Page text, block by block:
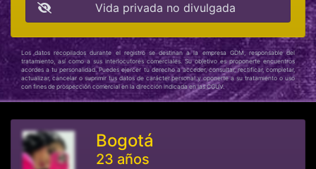
Vida privada no divulgada
Los datos recopilados durante el registro se destinan a la empresa GDM, responsable del
tratamiento, así como a sus interlocutores comerciales. Su objetivo es proponerte encuentros
acordes a tu personalidad. Puedes ejercer tu derecho a acceder, consultar, rectificar, completar,
actualizar, cancelar o suprimir tus datos de carácter personal y oponerte a su tratamiento o uso
con fines de prospección comercial en la dirección indicada en las CGUV.
Bogotá
23 años